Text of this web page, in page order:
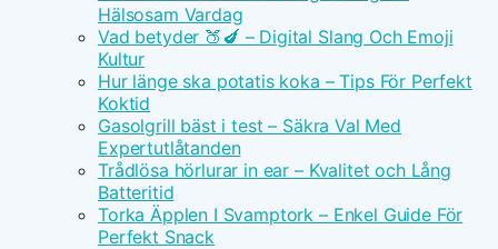
Hälsosam Vardag
Vad betyder 🍑🍆 – Digital Slang Och Emoji
Kultur
Hur länge ska potatis koka – Tips För Perfekt
Koktid
Gasolgrill bäst i test – Säkra Val Med
Expertutlåtanden
Trådlösa hörlurar in ear – Kvalitet och Lång
Batteritid
Torka Äpplen I Svamptork – Enkel Guide För
Perfekt Snack